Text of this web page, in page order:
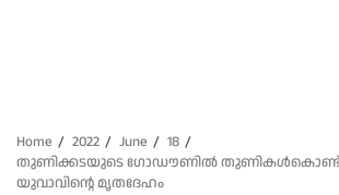
Home 2022 June
18
തുണിക്കടയുടെ ഗോഡൗണിൽ തുണികൾകൊണ്ട്
യുവാവിന്റെ ‍മൃതദേഹം